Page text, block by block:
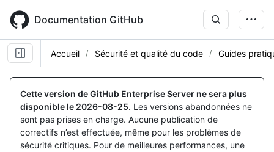
main
content
Documentation GitHub
Accueil Sécurité et qualité du code Guides
Cette version de GitHub Enterprise Server ne sera plus
disponible le 2026-08-25. Les versions abandonnées ne
sont pas prises en charge. Aucune publication de
correctifs n’est effectuée, même pour les problèmes de
sécurité critiques. Pour de meilleures performances, une